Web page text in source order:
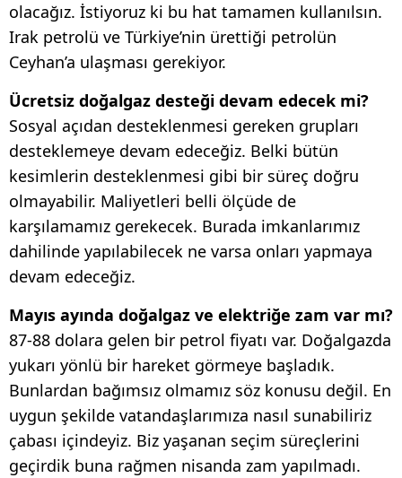
olacağız. İstiyoruz ki bu hat tamamen kullanılsın.
Irak petrolü ve Türkiye’nin ürettiği petrolün
Ceyhan’a ulaşması gerekiyor.
Ücretsiz doğalgaz desteği devam edecek mi?
Sosyal açıdan desteklenmesi gereken grupları
desteklemeye devam edeceğiz. Belki bütün
kesimlerin desteklenmesi gibi bir süreç doğru
olmayabilir. Maliyetleri belli ölçüde de
karşılamamız gerekecek. Burada imkanlarımız
dahilinde yapılabilecek ne varsa onları yapmaya
devam edeceğiz.
Mayıs ayında doğalgaz ve elektriğe zam var mı?
87-88 dolara gelen bir petrol fiyatı var. Doğalgazda
yukarı yönlü bir hareket görmeye başladık.
Bunlardan bağımsız olmamız söz konusu değil. En
uygun şekilde vatandaşlarımıza nasıl sunabiliriz
çabası içindeyiz. Biz yaşanan seçim süreçlerini
geçirdik buna rağmen nisanda zam yapılmadı.